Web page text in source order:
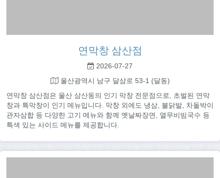
연막창 삼산점
2026-07-27
울산광역시 남구 달삼로 53-1 (달동)
연막창 삼산점은 울산 삼산동의 인기 막창 전문점으로, 초벌된 연막
창과 특막창이 인기 메뉴입니다. 막창 외에도 냉삼, 불닭발, 차돌박이
관자삼합 등 다양한 고기 메뉴와 함께 옛날짜장면, 열무비빔국수 등
특색 있는 사이드 메뉴를 제공합니다.